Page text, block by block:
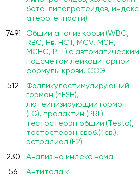
бета-липопротеидов, индекс
атерогенности)
7491
Общий анализ крови (WBC,
RBC, Нв, HCT, MCV, МСН,
МСНС, PLT) с автоматическим
подсчетом лейкоцитарной
формулы крови, СОЭ
512
Фолликулостимулирующий
гормон (hFSH),
лютеинизирующий гормон
(LG), пролактин (PRL),
тестостерон общий (Testo),
тестостерон своб.(Тсв.),
эстрадиол (Е2)
230 Анализ на индекс нома
56
Антитела к